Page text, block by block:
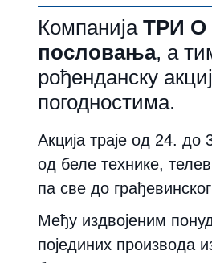
Компанија ТРИ О
пословања, а
рођенданску
погодностима.
Акција траје од 24. до
од беле технике,
па све до
Међу издвојеним
појединих производа